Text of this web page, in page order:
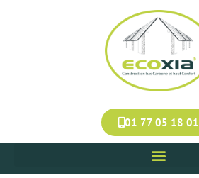
01 77 05 18 01
Panneau de gestion des cookies